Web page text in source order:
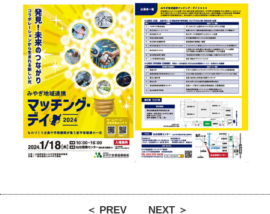
＜ PREV NEXT ＞